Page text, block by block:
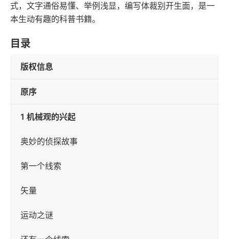
式，文字通俗易懂、举例浅显，编写体裁别开生面，是一
本生动有趣的科普书籍。
目录
版权信息
原序
1 机械观的兴起
奥妙的侦探故事
第一个线索
矢量
运动之谜